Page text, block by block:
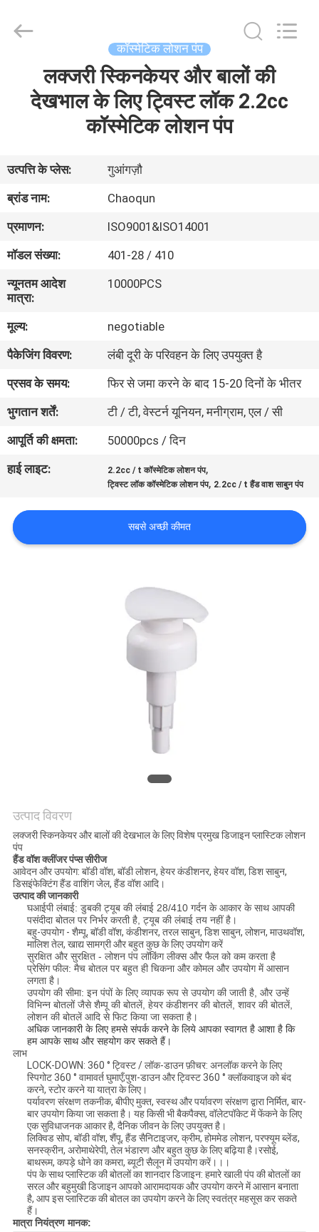
हमारे
बारे
में
कारखाना
भ्रमण
गुणवत्ता
नियंत्रण
संपर्क
करें
समाचार
मामलों
Industry
कॉस्मेटिक लोशन पंप
लक्जरी स्किनकेयर और बालों की
देखभाल के लिए ट्विस्ट लॉक 2.2cc
कॉस्मेटिक लोशन पंप
उत्पत्ति के प्लेस:
गुआंगज़ौ
ब्रांड नाम:
Chaoqun
प्रमाणन:
ISO9001&ISO14001
मॉडल संख्या:
401-28 / 410
न्यूनतम आदेश
मात्रा:
10000PCS
मूल्य:
negotiable
पैकेजिंग विवरण:
लंबी दूरी के परिवहन के लिए उपयुक्त है
प्रसव के समय:
फिर से जमा करने के बाद 15-20 दिनों के भीतर
भुगतान शर्तें:
टी / टी, वेस्टर्न यूनियन, मनीग्राम, एल / सी
आपूर्ति की क्षमता:
50000pcs / दिन
हाई लाइट:
2.2cc / t कॉस्मेटिक लोशन पंप,
ट्विस्ट लॉक कॉस्मेटिक लोशन पंप, 2.2cc / t हैंड वाश साबुन पंप
सबसे अच्छी कीमत
उत्पाद विवरण
लक्जरी स्किनकेयर और बालों की देखभाल के लिए विशेष प्रमुख डिजाइन प्लास्टिक लोशन
पंप
हैंड वॉश क्लींजर पंप्स सीरीज
आवेदन और उपयोग: बॉडी वॉश, बॉडी लोशन, हेयर कंडीशनर, हेयर वॉश, डिश साबुन,
डिसइंफेक्टिंग हैंड वाशिंग जेल, हैंड वॉश आदि।
उत्पाद की जानकारी
घआईपी ​​लंबाई: डुबकी ट्यूब की लंबाई 28/410 गर्दन के आकार के साथ आपकी
पसंदीदा बोतल पर निर्भर करती है, ट्यूब की लंबाई तय नहीं है।
बहु-उपयोग - शैम्पू, बॉडी वॉश, कंडीशनर, तरल साबुन, डिश साबुन, लोशन, माउथवॉश,
मालिश तेल, खाद्य सामग्री और बहुत कुछ के लिए उपयोग करें
सुरक्षित और सुरक्षित - लोशन पंप लॉकिंग लीक्स और फैल को कम करता है
प्रेसिंग फील: मैच बोतल पर बहुत ही चिकना और कोमल और उपयोग में आसान
लगता है।
उपयोग की सीमा: इन पंपों के लिए व्यापक रूप से उपयोग की जाती है, और उन्हें
विभिन्न बोतलों जैसे शैम्पू की बोतलें, हेयर कंडीशनर की बोतलें, शावर की बोतलें,
लोशन की बोतलें आदि से फिट किया जा सकता है।
अधिक जानकारी के लिए हमसे संपर्क करने के लिये आपका स्वागत है आशा है कि
हम आपके साथ और सहयोग कर सकते हैं।
लाभ
LOCK-DOWN: 360 ° ट्विस्ट / लॉक-डाउन फ़ीचर: अनलॉक करने के लिए
स्पिगोट 360 ° वामावर्त घुमाएँ;पुश-डाउन और ट्विस्ट 360 ° क्लॉकवाइज को बंद
करने, स्टोर करने या यात्रा के लिए।
पर्यावरण संरक्षण तकनीक, बीपीए मुक्त, स्वस्थ और पर्यावरण संरक्षण द्वारा निर्मित, बार-
बार उपयोग किया जा सकता है। यह किसी भी बैकपैक्स, वॉलेटपॉकेट में फेंकने के लिए
एक सुविधाजनक आकार है, दैनिक जीवन के लिए उपयुक्त है।
लिक्विड सोप, बॉडी वॉश, शैंपू, हैंड सैनिटाइजर, क्रीम, होममेड लोशन, परफ्यूम ब्लेंड,
सनस्क्रीन, अरोमाथेरेपी, तेल भंडारण और बहुत कुछ के लिए बढ़िया है।रसोई,
बाथरूम, कपड़े धोने का कमरा, ब्यूटी सैलून में उपयोग करें।।।
पंप के साथ प्लास्टिक की बोतलों का शानदार डिजाइन: हमारे खाली पंप की बोतलों का
सरल और बहुमुखी डिजाइन आपको आरामदायक और उपयोग करने में आसान बनाता
है, आप इस प्लास्टिक की बोतल का उपयोग करने के लिए स्वतंत्र महसूस कर सकते
हैं।
मात्रा नियंत्रण मानक: